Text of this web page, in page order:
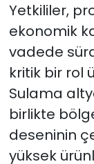
Yetkililer,
ekonomik
vadede
kritik bir rol
Sulama
birlikte
deseninin
yüksek